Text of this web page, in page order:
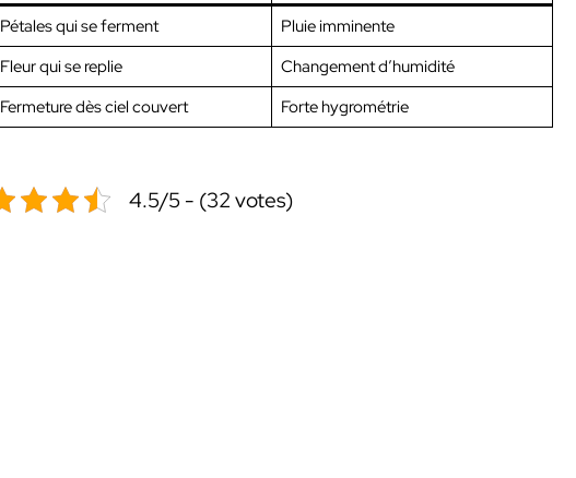
Pétales qui se ferment
Pluie imminente
Fleur qui se replie
Changement d’humidité
Fermeture dès ciel couvert Forte hygrométrie
4.5/5 - (32 votes)